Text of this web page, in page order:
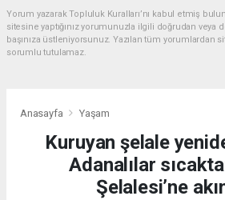
Yorum yazarak Topluluk Kuralları’nı kabul etmiş
sitesine yaptığınız yorumunuzla ilgili doğrudan veya
başınıza üstleniyorsunuz. Yazılan tüm yorumlardan
sorumlu tutulamaz.
Anasayfa Yaşam
Kuruyan şelale
Adanalılar
Şelalesi’ne